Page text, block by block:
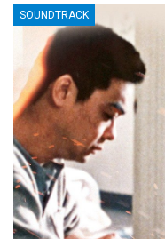
SOUNDTRACK